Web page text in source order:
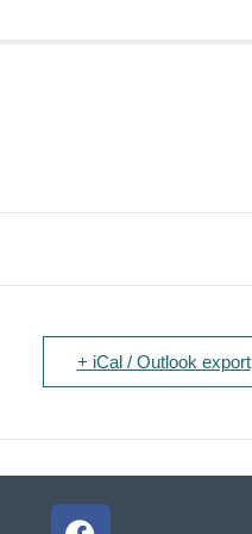
+ iCal / Outlook export